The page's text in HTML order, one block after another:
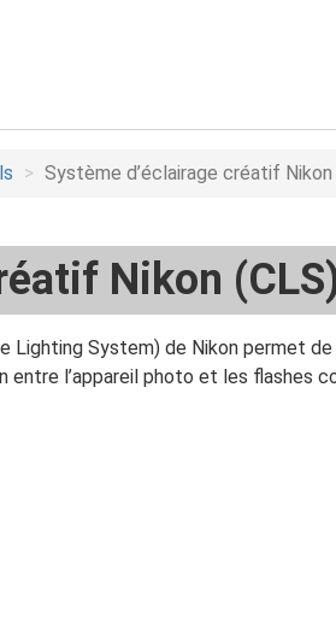
Système d’éclairage créatif Nikon
Nikon
Lighting System) de Nikon permet
entre l’appareil photo et les flashes